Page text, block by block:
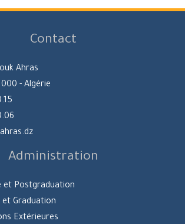
Contact
Ahras
- Algérie
Administration
et Postgraduation
et Graduation
Extérieures